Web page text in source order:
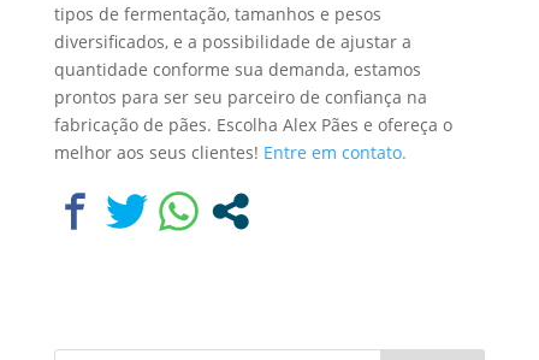
tipos de fermentação, tamanhos e pesos
diversificados, e a possibilidade de ajustar a
quantidade conforme sua demanda, estamos
prontos para ser seu parceiro de confiança na
fabricação de pães. Escolha Alex Pães e ofereça o
melhor aos seus clientes! Entre em contato.